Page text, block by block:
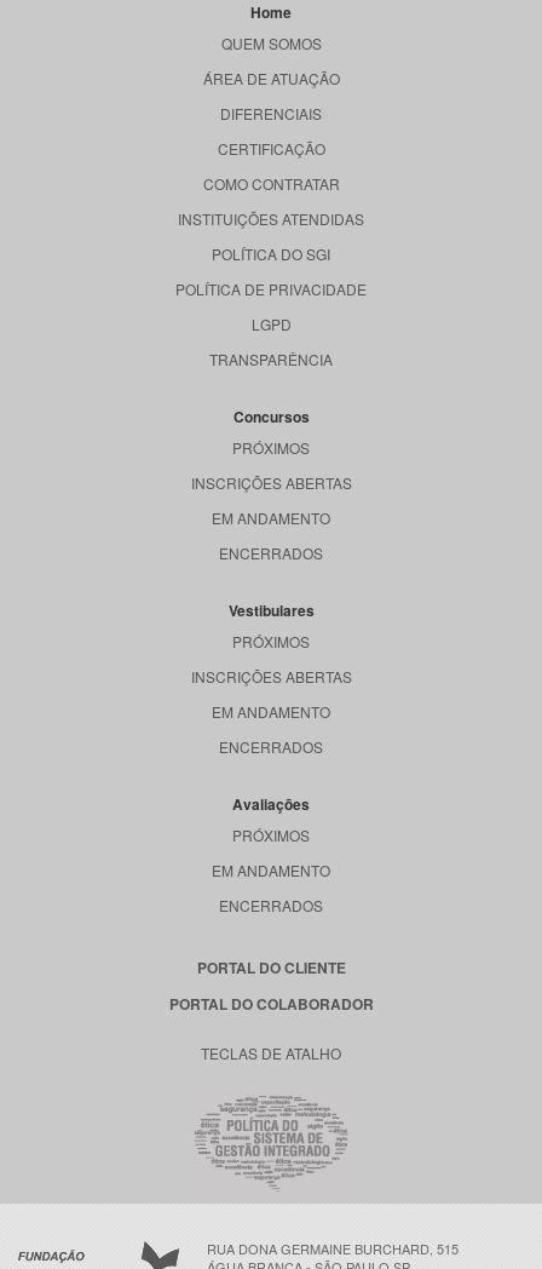
Home
QUEM SOMOS
ÁREA DE ATUAÇÃO
DIFERENCIAIS
CERTIFICAÇÃO
COMO CONTRATAR
INSTITUIÇÕES ATENDIDAS
POLÍTICA DO SGI
POLÍTICA DE PRIVACIDADE
LGPD
TRANSPARÊNCIA
Concursos
PRÓXIMOS
INSCRIÇÕES ABERTAS
EM ANDAMENTO
ENCERRADOS
Vestibulares
PRÓXIMOS
INSCRIÇÕES ABERTAS
EM ANDAMENTO
ENCERRADOS
Avaliações
PRÓXIMOS
EM ANDAMENTO
ENCERRADOS
PORTAL DO CLIENTE
PORTAL DO COLABORADOR
TECLAS DE ATALHO
RUA DONA GERMAINE BURCHARD, 515